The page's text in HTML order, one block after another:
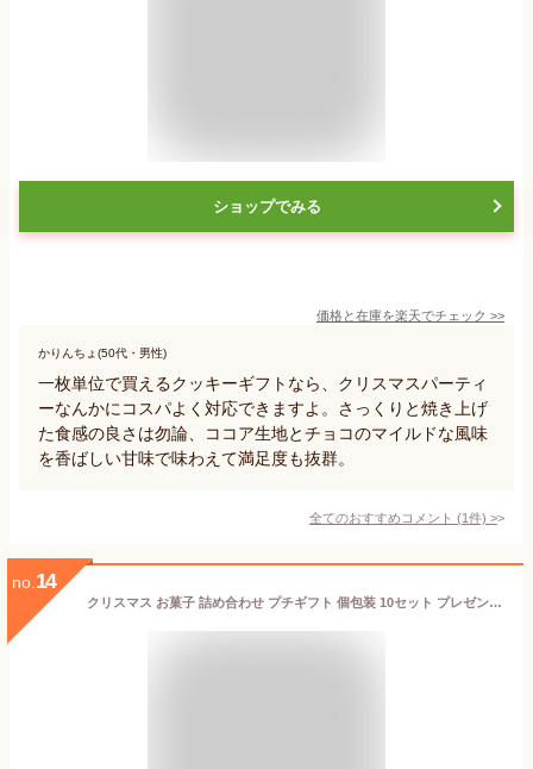
ショップでみる
価格と在庫を楽天でチェック >>
かりんちょ(50代・男性)
一枚単位で買えるクッキーギフトなら、クリスマスパーティ
ーなんかにコスパよく対応できますよ。さっくりと焼き上げ
た食感の良さは勿論、ココア生地とチョコのマイルドな風味
を香ばしい甘味で味わえて満足度も抜群。
全てのおすすめコメント (1件) >
no. 14
クリスマス お菓子 詰め合わせ プチギフト 個包装 10セット プレゼント包装済み プラ袋